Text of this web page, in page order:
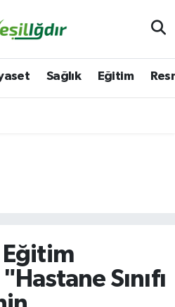
Sağlık Eğitim
Eğitim
Sınıfı
Haritası
ve Fikstür